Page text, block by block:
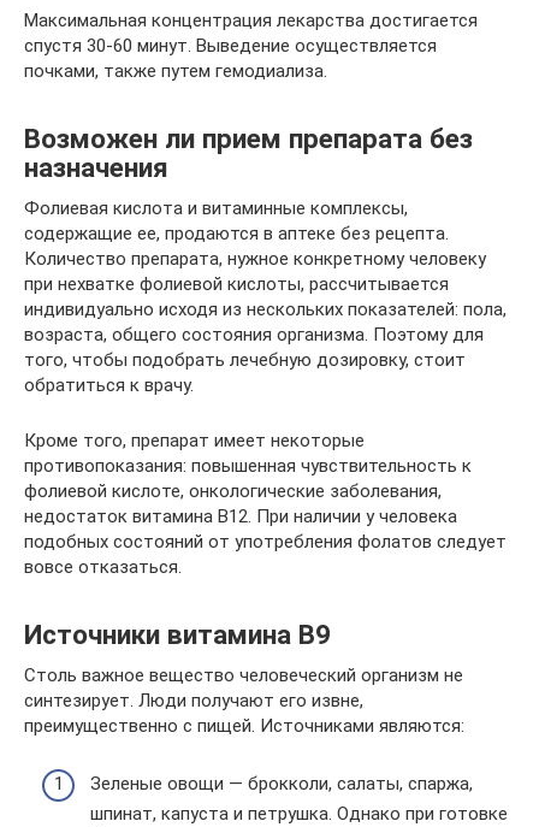
Максимальная концентрация лекарства достигается
спустя 30-60 минут. Выведение осуществляется
почками, также путем гемодиализа.
Возможен ли прием препарата без
назначения
Фолиевая кислота и витаминные комплексы,
содержащие ее, продаются в аптеке без рецепта.
Количество препарата, нужное конкретному человеку
при нехватке фолиевой кислоты, рассчитывается
индивидуально исходя из нескольких показателей: пола,
возраста, общего состояния организма. Поэтому для
того, чтобы подобрать лечебную дозировку, стоит
обратиться к врачу.
Кроме того, препарат имеет некоторые
противопоказания: повышенная чувствительность к
фолиевой кислоте, онкологические заболевания,
недостаток витамина В12. При наличии у человека
подобных состояний от употребления фолатов следует
вовсе отказаться.
Источники витамина В9
Столь важное вещество человеческий организм не
синтезирует. Люди получают его извне,
преимущественно с пищей. Источниками являются:
Зеленые овощи — брокколи, салаты, спаржа,
шпинат, капуста и петрушка. Однако при готовке